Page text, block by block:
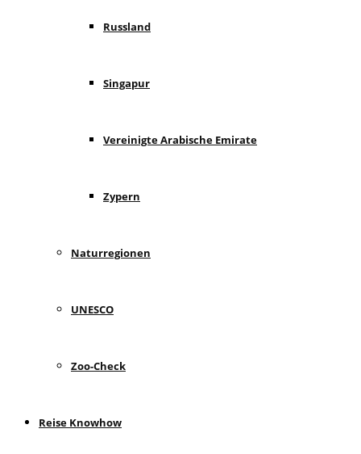
Russland
Singapur
Vereinigte Arabische Emirate
Zypern
Naturregionen
UNESCO
Zoo-Check
Reise Knowhow